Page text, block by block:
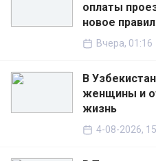
оплаты
новое
Вчера, 01:16
В
женщины и
жизнь
4-08-2026,